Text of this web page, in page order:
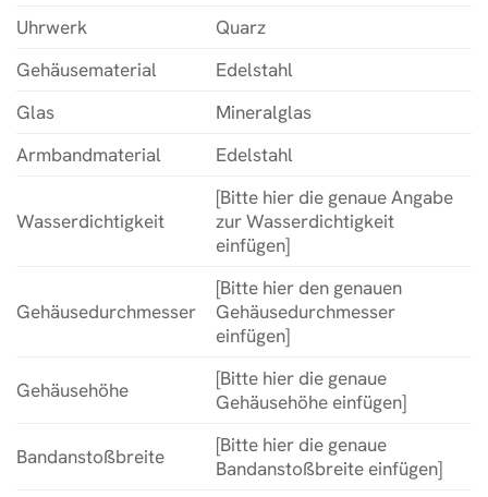
Uhrwerk
Quarz
Gehäusematerial
Edelstahl
Glas
Mineralglas
Armbandmaterial
Edelstahl
Wasserdichtigkeit
[Bitte hier die genaue Angabe
zur Wasserdichtigkeit
einfügen]
Gehäusedurchmesser
[Bitte hier den genauen
Gehäusedurchmesser
einfügen]
Gehäusehöhe
[Bitte hier die genaue
Gehäusehöhe einfügen]
Bandanstoßbreite
[Bitte hier die genaue
Bandanstoßbreite einfügen]